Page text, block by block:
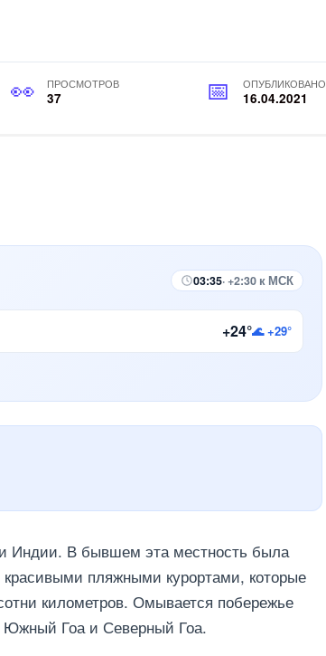
ПРОСМОТРОВ
37
ОПУБЛИКОВАНО
16.04.2021
03:35· +2:30 к МСК
+24°🌊 +29°
Индии. В бывшем эта местность была
пляжными курортами, которые
километров. Омывается побережье
Южный Гоа и Северный Гоа.